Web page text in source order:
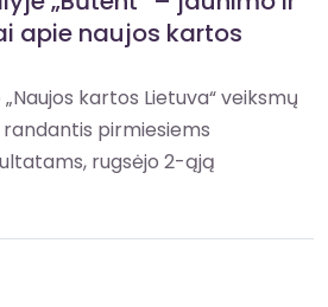
apie naujos kartos
kartos Lietuva“ veiksmų
pirmiesiems
rugsėjo 2-ąją